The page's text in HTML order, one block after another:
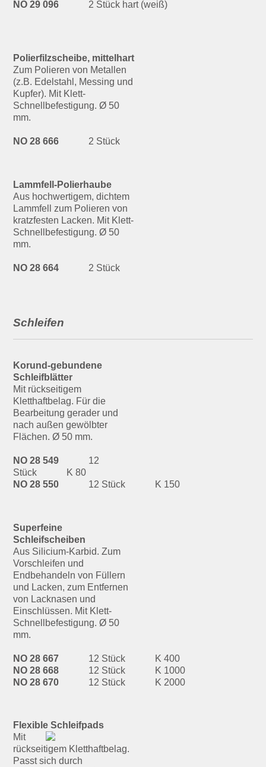
NO 29 096 2 Stück hart (weiß)
Polierfilzscheibe, mittelhart
Zum Polieren von Metallen
(z.B. Edelstahl, Messing und
Kupfer). Mit Klett-
Schnellbefestigung. Ø 50
mm.
NO 28 666 2 Stück
Lammfell-Polierhaube
Aus hochwertigem, dichtem
Lammfell zum Polieren von
kratzfesten Lacken. Mit Klett-
Schnellbefestigung. Ø 50
mm.
NO 28 664 2 Stück
Schleifen
Korund-gebundene
Schleifblätter
Mit rückseitigem
Kletthaftbelag. Für die
Bearbeitung gerader und
nach außen gewölbter
Flächen. Ø 50 mm.
NO 28 549
12
Stück
K 80
NO 28 550
12 Stück K 150
Superfeine
Schleifscheiben
Aus Silicium-Karbid. Zum
Vorschleifen und
Endbehandeln von Füllern
und Lacken, zum Entfernen
von Lacknasen und
Einschlüssen. Mit Klett-
Schnellbefestigung. Ø 50
mm.
NO 28 667 12 Stück
K 400
NO 28 668
12 Stück
K 1000
NO 28 670
12 Stück K 2000
Flexible Schleifpads
Mit
rückseitigem Kletthaftbelag.
Passt sich durch